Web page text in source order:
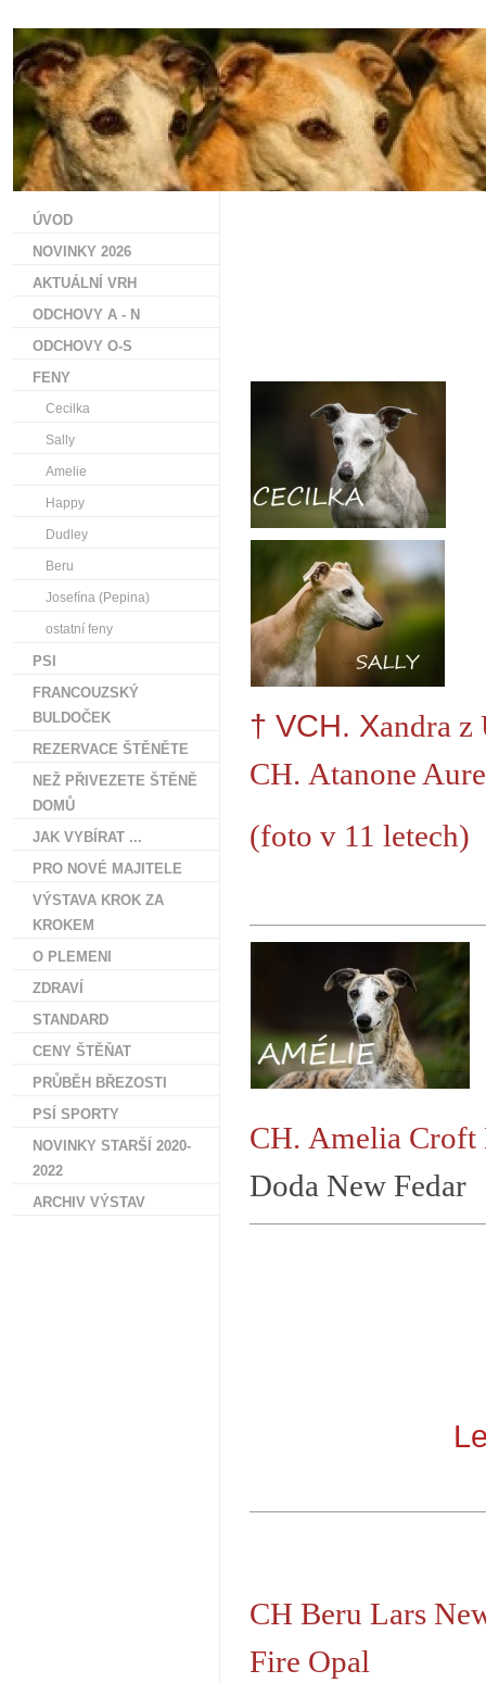
† VCH. Xandra
CH. Atanone
(foto v 11 letech)
CH. Amelia Croft
Doda New Fedar
CH Beru Lars
Fire Opal
ÚVOD
NOVINKY 2026
AKTUÁLNÍ VRH
ODCHOVY A - N
ODCHOVY O-S
FENY
Cecilka
Sally
Amelie
Happy
Dudley
Beru
Josefína (Pepina)
ostatní feny
PSI
FRANCOUZSKÝ
BULDOČEK
REZERVACE ŠTĚNĚTE
NEŽ PŘIVEZETE ŠTĚNĚ
DOMŮ
JAK VYBÍRAT ...
PRO NOVÉ MAJITELE
VÝSTAVA KROK ZA
KROKEM
O PLEMENI
ZDRAVÍ
STANDARD
CENY ŠTĚŇAT
PRŮBĚH BŘEZOSTI
PSÍ SPORTY
NOVINKY STARŠÍ 2020-
2022
ARCHIV VÝSTAV